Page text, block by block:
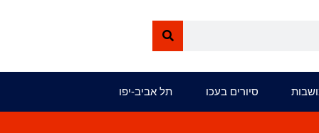
סיורים בעכו תל אביב-יפו